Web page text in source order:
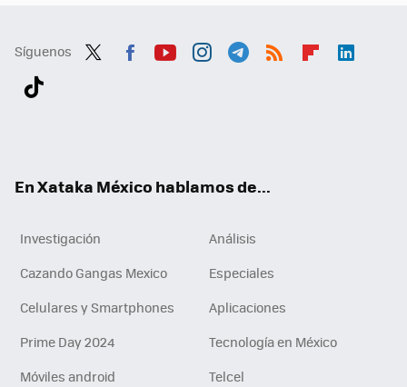
Síguenos
En Xataka México hablamos de...
Investigación
Análisis
Cazando Gangas Mexico
Especiales
Celulares y Smartphones
Aplicaciones
Prime Day 2024
Tecnología en México
Móviles android
Telcel